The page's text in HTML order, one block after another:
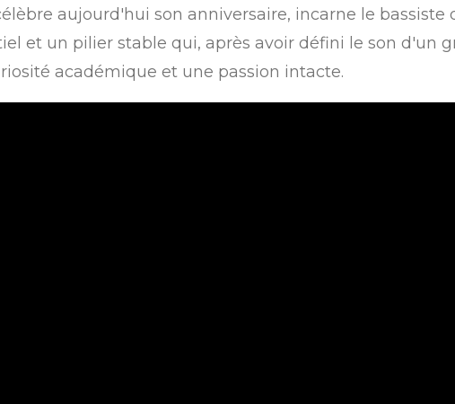
aujourd'hui son anniversaire, incarne le
et un pilier stable qui, après avoir défini le son d'un
académique et une passion intacte.